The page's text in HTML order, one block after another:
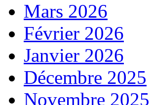
Mars 2026
Février 2026
Janvier 2026
Décembre 2025
Novembre 2025